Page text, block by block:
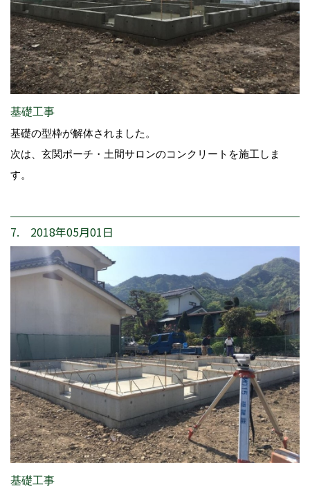
基礎工事
基礎の型枠が解体されました。
次は、玄関ポーチ・土間サロンのコンクリートを施工しま
す。
7. 2018年05月01日
基礎工事